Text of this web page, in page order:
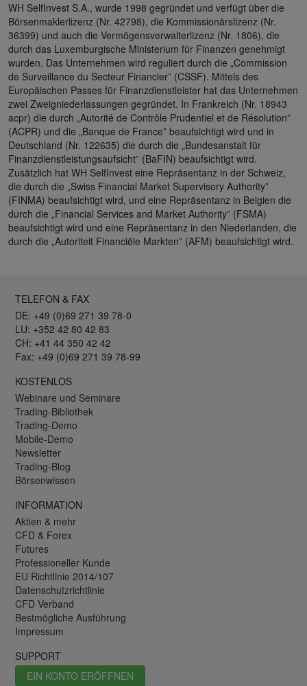
WH SelfInvest S.A., wurde 1998 gegründet und verfügt über die
Börsenmaklerlizenz (Nr. 42798), die Kommissionärslizenz (Nr.
36399) und auch die Vermögensverwalterlizenz (Nr. 1806), die
durch das Luxemburgische Ministerium für Finanzen genehmigt
wurden. Das Unternehmen wird reguliert durch die „Commission
de Surveillance du Secteur Financier” (CSSF). Mittels des
Europäischen Passes für Finanzdienstleister hat das Unternehmen
zwei Zweigniederlassungen gegründet. In Frankreich (Nr. 18943
acpr) die durch „Autorité de Contrôle Prudentiel et de Résolution”
(ACPR) und die „Banque de France” beaufsichtigt wird und in
Deutschland (Nr. 122635) die durch die „Bundesanstalt für
Finanzdienstleistungsaufsicht” (BaFIN) beaufsichtigt wird.
Zusätzlich hat WH SelfInvest eine Repräsentanz in der Schweiz,
die durch die „Swiss Financial Market Supervisory Authority”
(FINMA) beaufsichtigt wird, und eine Repräsentanz in Belgien die
durch die „Financial Services and Market Authority” (FSMA)
beaufsichtigt wird und eine Repräsentanz in den Niederlanden, die
durch die „Autoriteit Financiële Markten” (AFM) beaufsichtigt wird.
TELEFON & FAX
DE: +49 (0)69 271 39 78-0
LU: +352 42 80 42 83
CH: +41 44 350 42 42
Fax: +49 (0)69 271 39 78-99
KOSTENLOS
Webinare und Seminare
Trading-Bibliothek
Trading-Demo
Mobile-Demo
Newsletter
Trading-Blog
Börsenwissen
INFORMATION
Aktien & mehr
CFD & Forex
Futures
Professioneller Kunde
EU Richtlinie 2014/107
Datenschutzrichtlinie
CFD Verband
Bestmögliche Ausführung
Impressum
SUPPORT
EIN KONTO ERÖFFNEN